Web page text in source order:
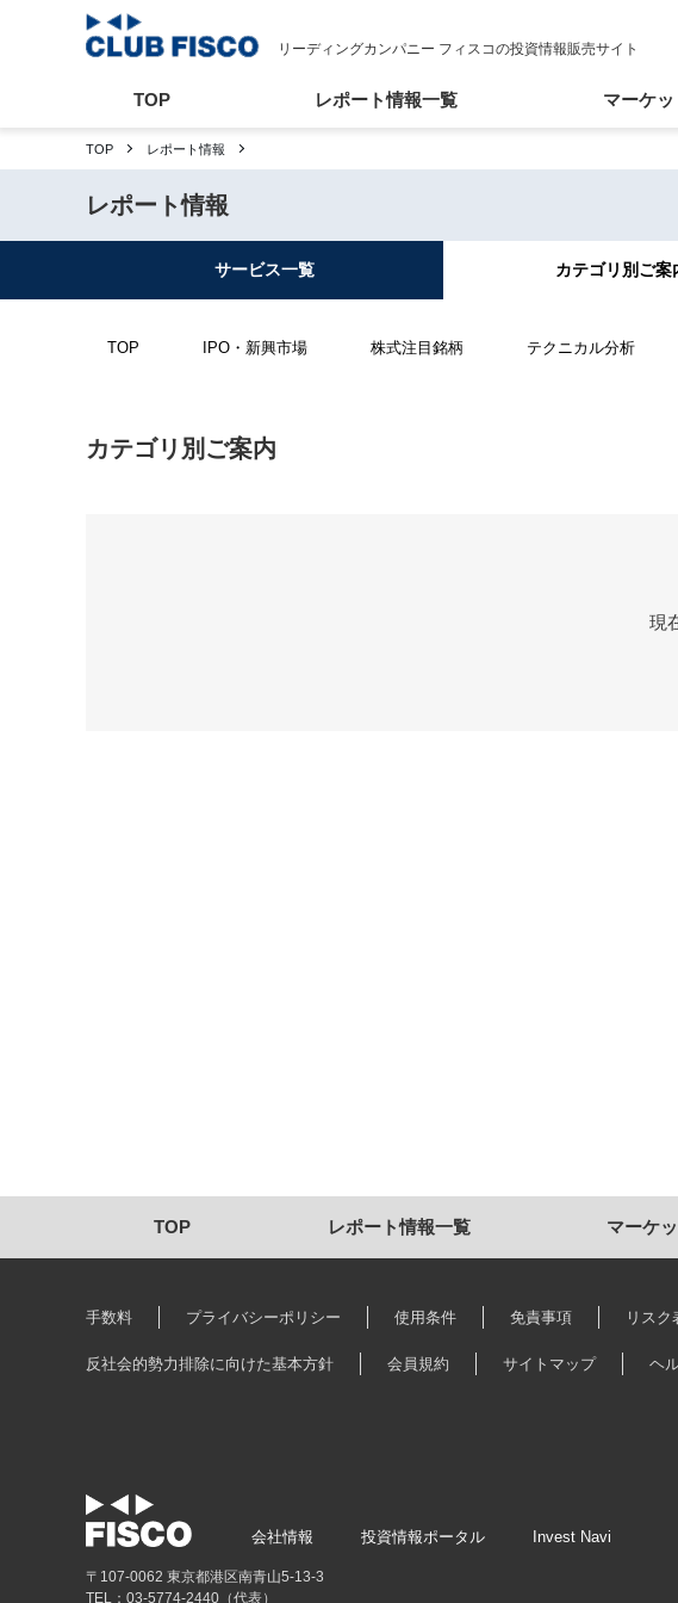
リーディングカンパニー フィスコの投資情報販売サイト
TOP レポート情報一覧 マーケ
TOP レポート情報
レポート情報
サービス一覧 カテゴリ別 ご案
TOP IPO・新興市場 株式注目銘柄 テクニカル分析
カテゴリ別ご案内
現
TOP レポート情報一覧 マーケ
手数料 プライバシーポリシー 使用条件 免責事項 リスク
反社会的勢力排除に向けた基本方針 会員規約 サイトマップ ヘ
会社情報 投資情報ポータル Invest Navi
〒107-0062 東京都港区南青山5-13-3
TEL：03-5774-2440（代表）